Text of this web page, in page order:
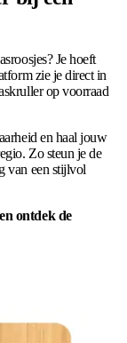
Je hoeft
zie je direct in
op voorraad
en haal jouw
Zo steun je de
van een stijlvol
ontdek de